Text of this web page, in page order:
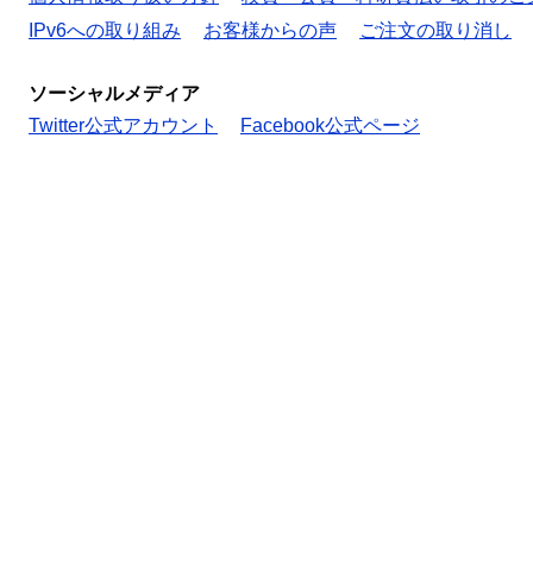
IPv6への取り組み
お客様からの声 ご注文の取り消し
ソーシャルメディア
Twitter公式アカウント
Facebook公式ページ